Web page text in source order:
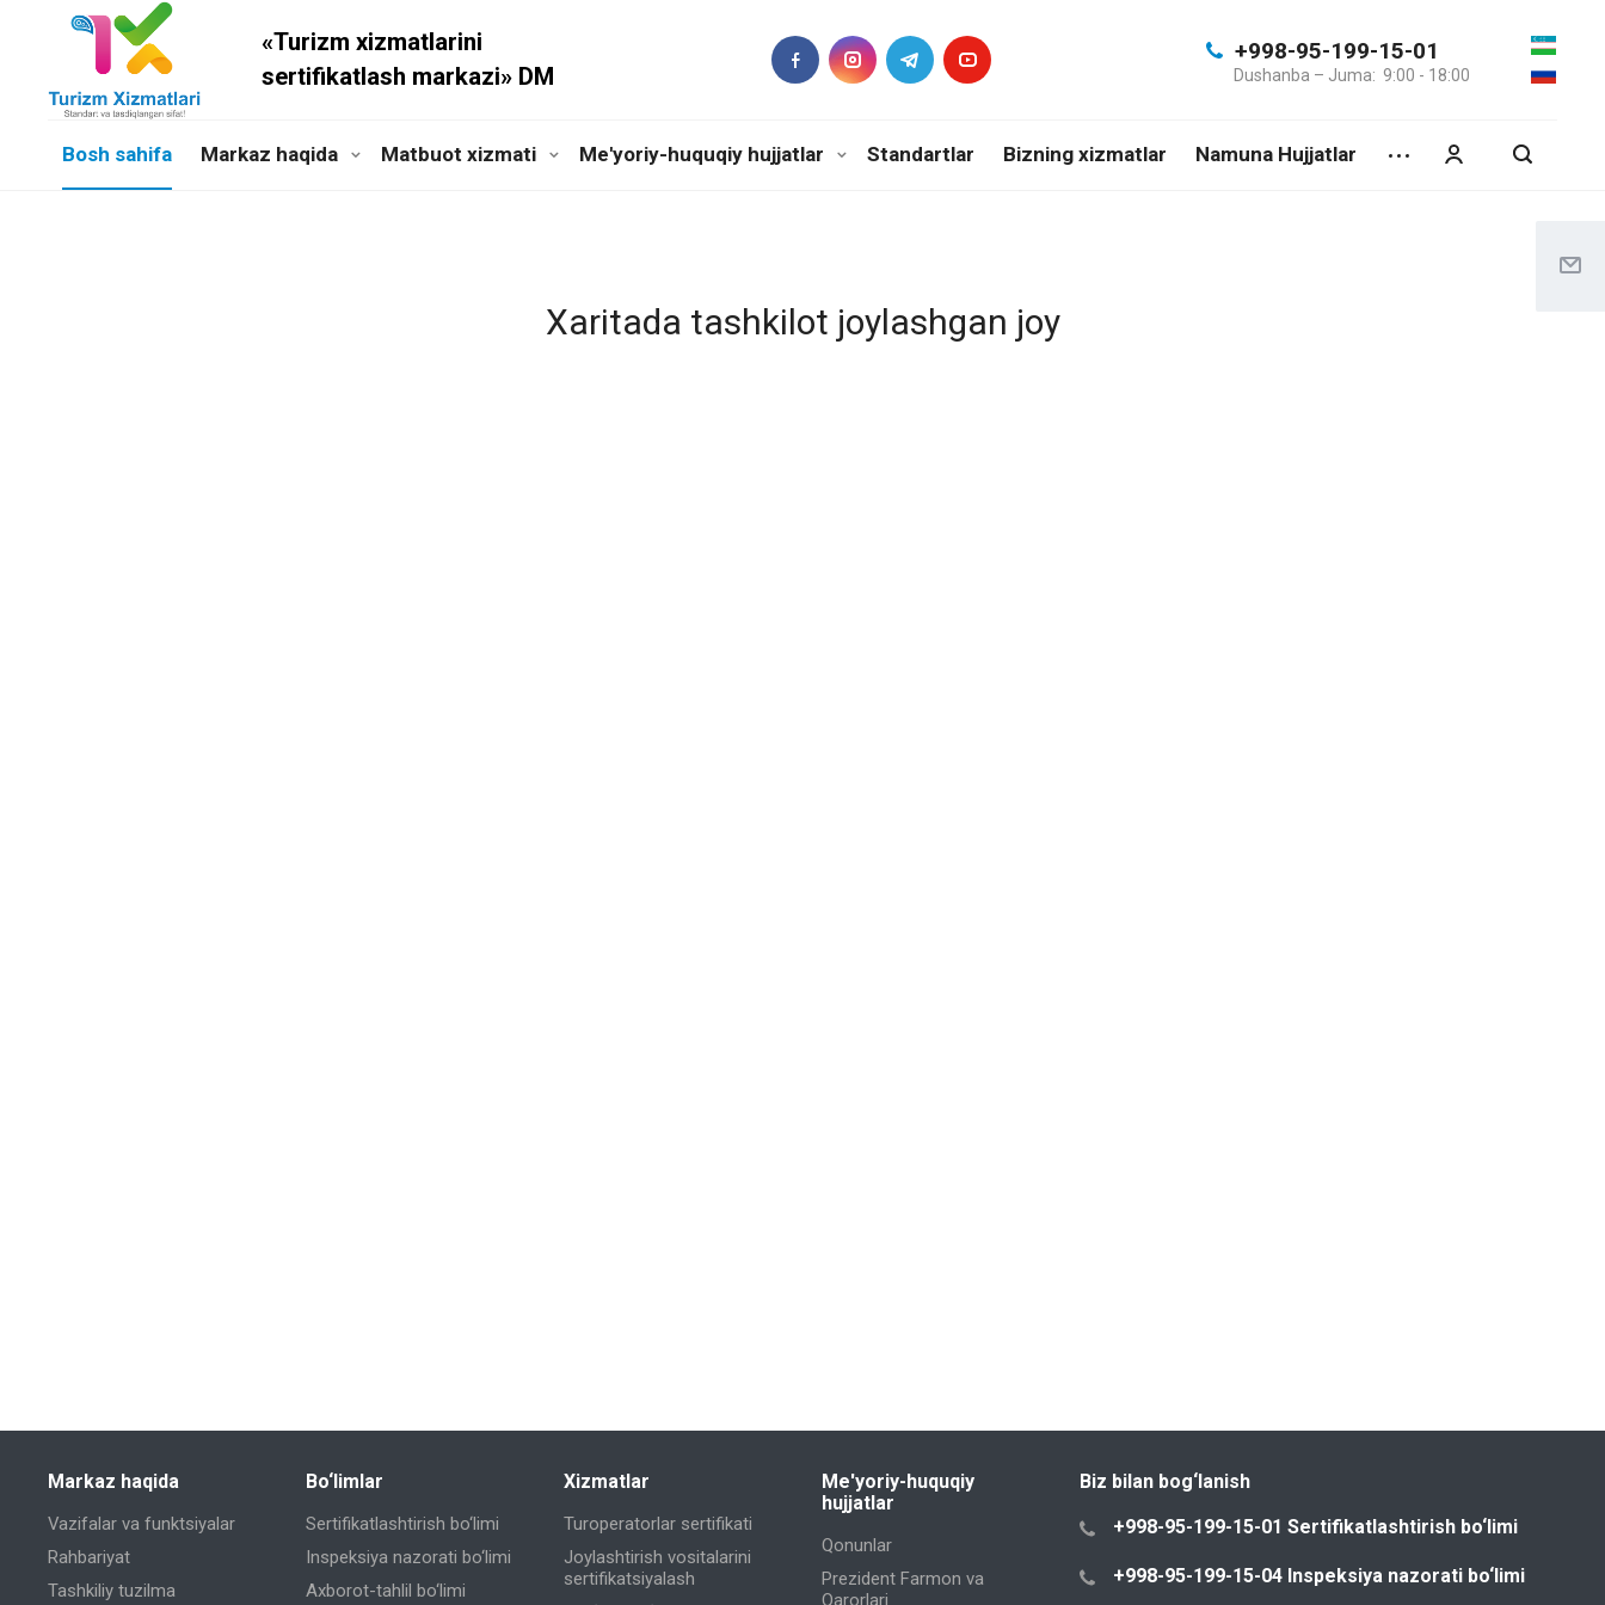
«Turizm xizmatlarini
sertifikatlash markazi» DM
+998-95-199-15-01
Dushanba – Juma: 9:00 - 18:00
Bosh sahifa Markaz haqida Matbuot xizmati Me'yoriy-huquqiy hujjatlar Standartlar Bizning xizmatlar Namuna Hujjatlar
Xaritada tashkilot joylashgan joy
Markaz haqida
Vazifalar va funktsiyalar
Rahbariyat
Tashkiliy tuzilma
Bo‘limlar
Sertifikatlashtirish bo‘limi
Inspeksiya nazorati bo‘limi
Axborot-tahlil bo‘limi
Xizmatlar
Turoperatorlar sertifikati
Joylashtirish vositalarini
sertifikatsiyalash
Me'yoriy-huquqiy
hujjatlar
Qonunlar
Prezident Farmon va
Qarorlari
Biz bilan bog‘lanish
+998-95-199-15-01 Sertifikatlashtirish bo‘limi
+998-95-199-15-04 Inspeksiya nazorati bo‘limi